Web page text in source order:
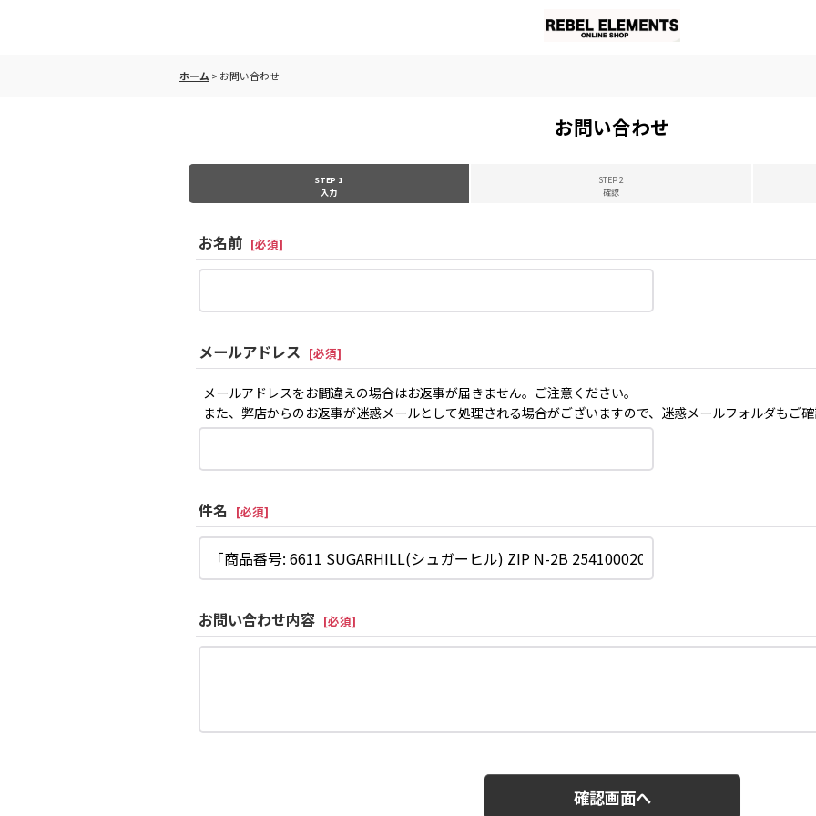
ホーム > お問い合わせ
お問い合わせ
STEP 1
入力
STEP 2
確認
お名前 [必須]
メールアドレス [必須]
メールアドレスをお間違えの場合はお返事が届きません。ご注意ください。
また、弊店からのお返事が迷惑メールとして処理される場合がございますので、迷惑メールフォルダもご確
件名 [必須]
お問い合わせ内容 [必須]
確認画面へ